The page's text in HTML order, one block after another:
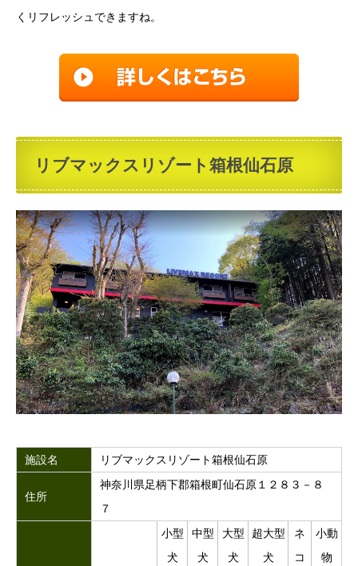
くリフレッシュできますね。
リブマックスリゾート箱根仙石原
施設名 リブマックスリゾート箱根仙石原
住所
神奈川県足柄下郡箱根町仙石原１２８３－８
７
小型
犬
中型
犬
大型
犬
超大型
犬
ネ
コ
小動
物